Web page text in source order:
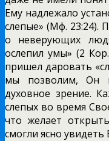
Ему надлежало
слепые» (Мф. 23:24).
о неверующих
ослепил умы» (2
пришел даровать
мы позволим, Он
духовное зре­ние.
слепых во время
что желает
смогли ясно увидеть